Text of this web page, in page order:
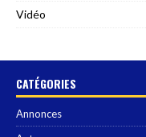
Vidéo
CATÉGORIES
Annonces